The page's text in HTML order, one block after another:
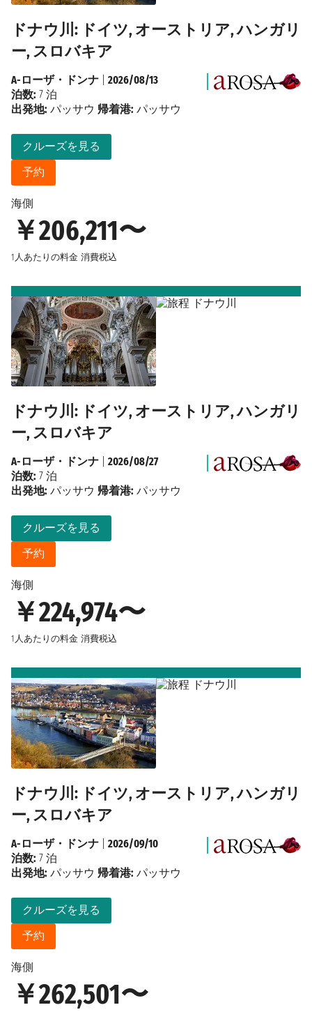
ドナウ川: ドイツ, オーストリア, ハンガリ
ー, スロバキア
海側
￥206,211〜
1人あたりの料金 消費税込
クルーズを見る
予約
A-ローザ・ドンナ
2026/08/13
泊数: 7 泊
出発地: パッサウ 帰着港: パッサウ
ドナウ川: ドイツ, オーストリア, ハンガリ
ー, スロバキア
海側
￥224,974〜
1人あたりの料金 消費税込
クルーズを見る
予約
A-ローザ・ドンナ
2026/08/27
泊数: 7 泊
出発地: パッサウ 帰着港: パッサウ
ドナウ川: ドイツ, オーストリア, ハンガリ
ー, スロバキア
海側
￥262,501〜
クルーズを見る
予約
A-ローザ・ドンナ
2026/09/10
泊数: 7 泊
出発地: パッサウ 帰着港: パッサウ